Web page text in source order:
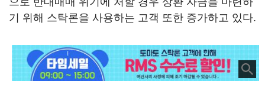
기 위해 스탁론을 사용하는 고객 또한 증가하고 있다.